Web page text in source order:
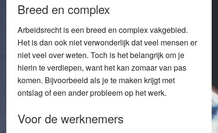
Breed en complex
Arbeidsrecht is een breed en complex vakgebied.
Het is dan ook niet verwonderlijk dat veel mensen er
niet veel over weten. Toch is het belangrijk om je
hierin te verdiepen, want het kan zomaar van pas
komen. Bijvoorbeeld als je te maken krijgt met
ontslag of een ander probleem op het werk.
Voor de werknemers